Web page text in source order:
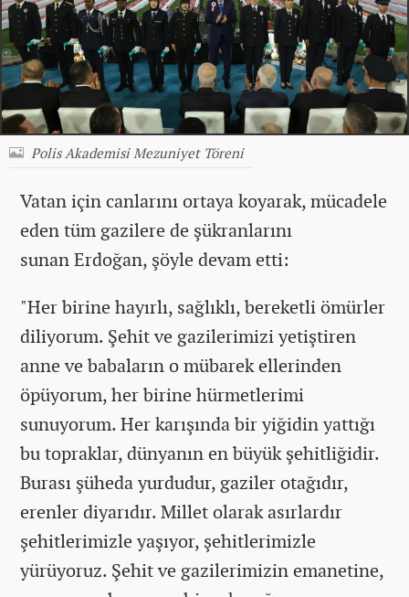
Polis Akademisi Mezuniyet Töreni
Vatan için canlarını ortaya koyarak, mücadele
eden tüm gazilere de şükranlarını
sunan Erdoğan, şöyle devam etti:
"Her birine hayırlı, sağlıklı, bereketli ömürler
diliyorum. Şehit ve gazilerimizi yetiştiren
anne ve babaların o mübarek ellerinden
öpüyorum, her birine hürmetlerimi
sunuyorum. Her karışında bir yiğidin yattığı
bu topraklar, dünyanın en büyük şehitliğidir.
Burası şüheda yurdudur, gaziler otağıdır,
erenler diyarıdır. Millet olarak asırlardır
şehitlerimizle yaşıyor, şehitlerimizle
yürüyoruz. Şehit ve gazilerimizin emanetine,